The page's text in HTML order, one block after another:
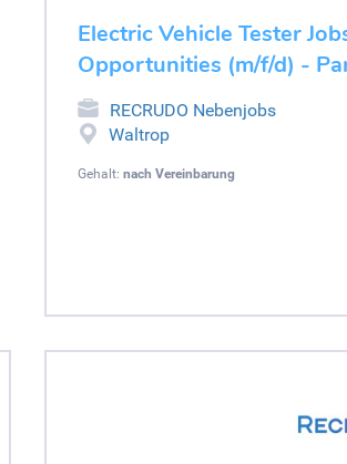
Electric Vehicle Tester
Opportunities (m/f/d) -
RECRUDO Nebenjobs
Waltrop
Gehalt: nach Vereinbarung